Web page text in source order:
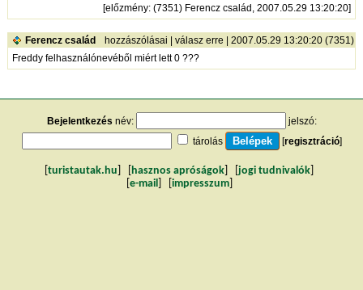
[előzmény: (7351) Ferencz család, 2007.05.29 13:20:20]
Ferencz család hozzászólásai | válasz erre | 2007.05.29 13:20:20 (7351)
Freddy felhasználónevéből miért lett 0 ???
Bejelentkezés név:
jelszó:
tárolás
[regisztráció]
turistautak.hu hasznos apróságok jogi tudnivalók
e-mail impresszum]